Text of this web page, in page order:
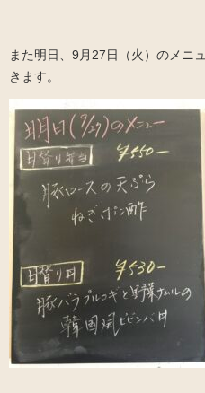
また明日、9月27日（火）のメニ
きます。